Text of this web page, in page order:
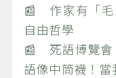
📰 作家有「毛
自由哲學
📰 死語博覽會
語像中筒襪！